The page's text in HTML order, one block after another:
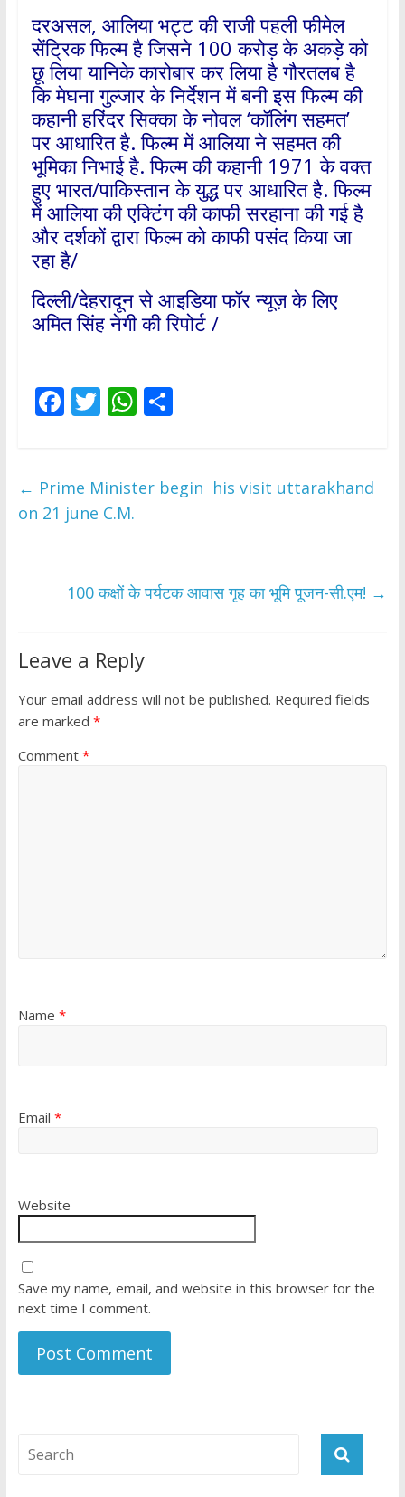
दरअसल, आलिया भट्ट की राजी पहली फीमेल
सेंट्रिक फिल्म है जिसने 100 करोड़ के अकड़े को
छू लिया यानिके कारोबार कर लिया है गौरतलब है
कि मेघना गुल्जार के निर्देशन में बनी इस फिल्म की
कहानी हरिंदर सिक्का के नोवल ‘कॉलिंग सहमत’
पर आधारित है. फिल्म में आलिया ने सहमत की
भूमिका निभाई है. फिल्म की कहानी 1971 के वक्त
हुए भारत/पाकिस्तान के युद्ध पर आधारित है. फिल्म
में आलिया की एक्टिंग की काफी सरहाना की गई है
और दर्शकों द्वारा फिल्म को काफी पसंद किया जा
रहा है/
दिल्ली/देहरादून से आइडिया फॉर न्यूज़ के लिए
अमित सिंह नेगी की रिपोर्ट /
F
b
o
T
er
W
s
S
e
← Prime Minister begin his visit uttarakhand
on 21 june C.M.
100 कक्षों के पर्यटक आवास गृह का भूमि पूजन-सी.एम! →
Leave a Reply
Your email address will not be published. Required fields
are marked *
Comment *
Name *
Email *
Website
Save my name, email, and website in this browser for the
next time I comment.